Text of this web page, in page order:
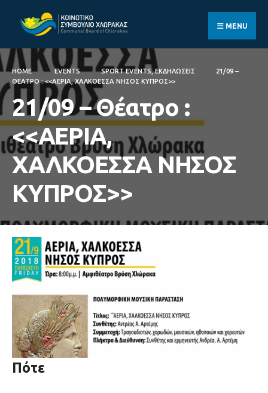
MENU
HOME EVENTS SPORT EVENTS,ΕΚΔΗΛΏΣΕΙΣ
21/09 –
ΘΈΑΤΡΟ : <<ΑΕΡΙΑ, ΧΑΛΚΟΕΣΣΑ ΝΗΣΟΣ ΚΥΠΡΟΣ>>
21/09 – Θέατρο :
<<ΑΕΡΙΑ,
ΧΑΛΚΟΕΣΣΑ ΝΗΣΟΣ
ΚΥΠΡΟΣ>>
Πότε
for: